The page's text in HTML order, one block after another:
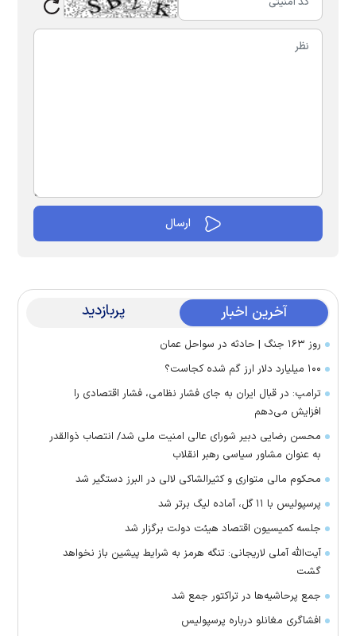
آخرین اخبار پربازدید
روز ۱۶۳ جنگ | حادثه در سواحل عمان
۱۰۰ میلیارد دلار ارز گم شده کجاست؟
ترامپ: در قبال ایران به جای فشار نظامی، فشار اقتصادی را
افزایش می‌دهم
محسن رضایی دبیر شورای عالی امنیت ملی شد/ انتصاب ذوالقدر
به عنوان مشاور سیاسی رهبر انقلاب
محکوم مالی متواری و کثیرالشاکی لالی در البرز دستگیر شد
پرسپولیس با ۱۱ گل، آماده لیگ برتر شد
جلسه کمیسیون اقتصاد هیئت دولت برگزار شد
آیت‌الله آملی لاریجانی: تنگه هرمز به شرایط پیشین باز نخواهد
گشت
جمع پرحاشیه‌ها در تراکتور جمع شد
افشاگری مغانلو درباره پرسپولیس